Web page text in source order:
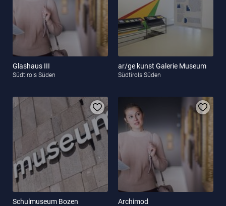
Glashaus III
Südtirols Süden
ar/ge kunst Galerie Museum
Südtirols Süden
Schulmuseum Bozen Archimod